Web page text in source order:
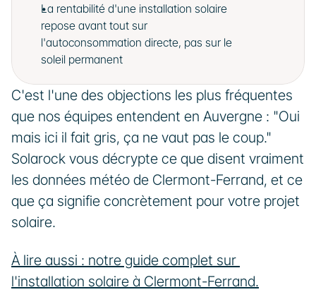
La rentabilité d'une installation solaire
repose avant tout sur
l'autoconsommation directe, pas sur le
soleil permanent
C'est l'une des objections les plus fréquentes
que nos équipes entendent en Auvergne : "Oui
mais ici il fait gris, ça ne vaut pas le coup."
Solarock vous décrypte ce que disent vraiment
les données météo de Clermont-Ferrand, et ce
que ça signifie concrètement pour votre projet
solaire.
À lire aussi : notre guide complet sur
l'installation solaire à Clermont-Ferrand.